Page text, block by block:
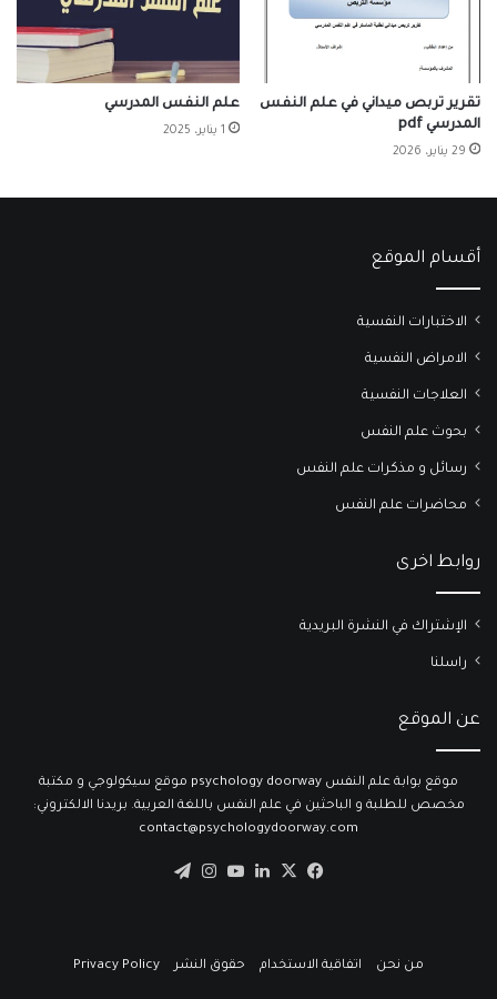
تقرير تربص ميداني في علم النفس
المدرسي pdf
29 يناير، 2026
علم النفس المدرسي
1 يناير، 2025
أقسام الموقع
الاختبارات النفسية
الامراض النفسية
العلاجات النفسية
بحوث علم النفس
رسائل و مذكرات علم النفس
محاضرات علم النفس
روابط اخرى
الإشتراك في النشرة البريدية
راسلنا
عن الموقع
موقع بوابة علم النفس psychology doorway موقع سيكولوجي و مكتبة
مخصص للطلبة و الباحثين في علم النفس باللغة العربية. بريدنا الالكتروني:
contact@psychologydoorway.com
فيسبوك
‫X لينكدإن‫YouTubeانستقرام
من نحن اتفاقية الاستخدام حقوق النشر Privacy Policy